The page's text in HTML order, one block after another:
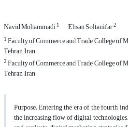
Navid Mohammadi1 Ehsan Soltanifar2
1Faculty of Commerce and Trade, College of
Tehran, Iran
2Faculty of Commerce and Trade, College of
Tehran, Iran
Purpose; Entering the era of the fourth
the increasing flow of digital